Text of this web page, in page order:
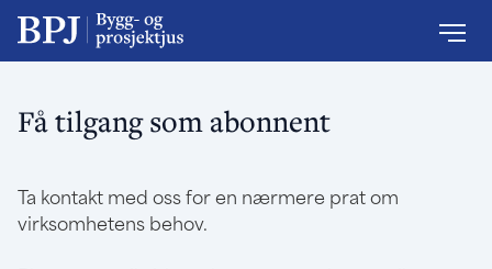
Få tilgang som abonnent
Ta kontakt med oss for en nærmere prat om
virksomhetens behov.